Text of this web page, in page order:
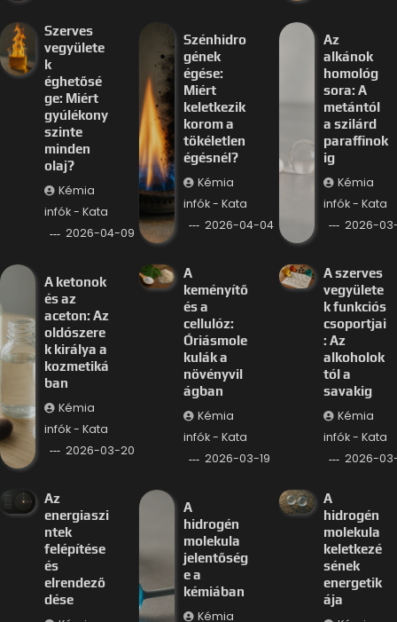
Szerves
vegyülete
k
éghetősé
ge: Miért
gyúlékony
szinte
minden
olaj?
Kémia
infók - Kata
2026-04-09
Szénhidro
gének
égése:
Miért
keletkezik
korom a
tökéletlen
égésnél?
Kémia
infók - Kata
2026-04-04
Az
alkánok
homológ
sora: A
metántól
a szilárd
paraffinok
ig
Kémia
infók - Kata
2026-
A ketonok
és az
aceton: Az
oldószere
k királya a
kozmetiká
ban
Kémia
infók - Kata
2026-03-20
A
keményítő
és a
cellulóz:
Óriásmole
kulák a
növényvil
ágban
Kémia
infók - Kata
2026-03-19
A szerves
vegyülete
k funkciós
csoportjai
: Az
alkoholok
tól a
savakig
Kémia
infók - Kata
2026-
Az
energiaszi
ntek
felépítése
és
elrendező
dése
A
hidrogén
molekula
jelentőség
e a
kémiában
Kémia
A
hidrogén
molekula
keletkezé
sének
energetik
ája